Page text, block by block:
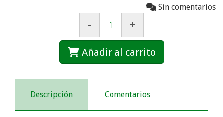
Sin comentarios
- +
Añadir al carrito
Descripción Comentarios